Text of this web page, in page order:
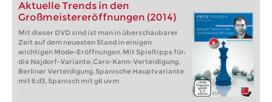
Aktuelle Trends in den
Großmeistereröffnungen (2014)
Mit dieser DVD sind ist man in überschaubarer
Zeit auf dem neuesten Stand in einigen
wichtigen Mode-Eröffnungen. Mit Spieltipps für:
die Najdorf-Variante, Caro-Kann-Verteidigung,
Berliner Verteidigung, Spanische Hauptvariante
mit 6.d3, Spanisch mit g6 uvm